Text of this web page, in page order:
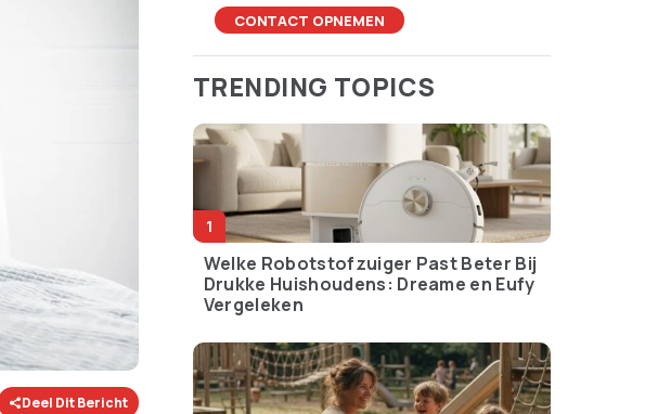
Deel Dit Bericht
CONTACT OPNEMEN
TRENDING TOPICS
Welke Robotstofzuiger Past Beter Bij
Drukke Huishoudens: Dreame en Eufy
Vergeleken